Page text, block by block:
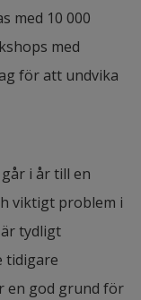
med 10 000
med
för att undvika
i år till en
viktigt problem i
tydligt
tidigare
en god grund för